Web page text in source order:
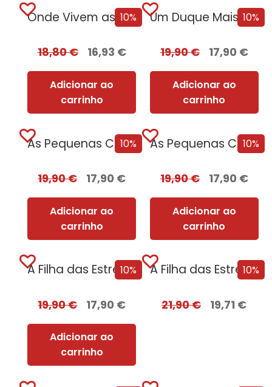
10%
Onde Vivem as Estrelas
18,80€ 16,93 €
Adicionar ao
carrinho
10%
Um Duque Mais que Perfeito
19,90€ 17,90 €
Adicionar ao
carrinho
10%
As Pequenas Coisas Que Guardamos
19,90€ 17,90 €
Adicionar ao
carrinho
10%
As Pequenas Coisas Que Guardamos + Oferta O Livro da Saudade
19,90€ 17,90 €
Adicionar ao
carrinho
10%
A Filha das Estrelas [Nova Edição]
19,90€ 17,90 €
Adicionar ao
carrinho
10%
A Filha das Estrelas [Nova Edição] com EDGES
21,90€ 19,71 €